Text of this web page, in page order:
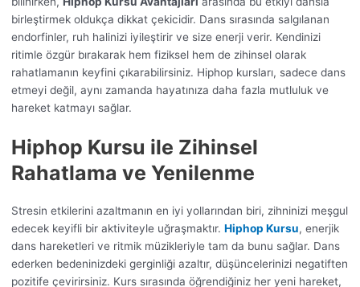
birleştirmek oldukça dikkat çekicidir. Dans sırasında salgılanan
endorfinler, ruh halinizi iyileştirir ve size enerji verir. Kendinizi
ritimle özgür bırakarak hem fiziksel hem de zihinsel olarak
rahatlamanın keyfini çıkarabilirsiniz. Hiphop kursları, sadece dans
etmeyi değil, aynı zamanda hayatınıza daha fazla mutluluk ve
hareket katmayı sağlar.
Hiphop Kursu ile Zihinsel
Rahatlama ve Yenilenme
Stresin etkilerini azaltmanın en iyi yollarından biri, zihninizi meşgul
edecek keyifli bir aktiviteyle uğraşmaktır. Hiphop Kursu, enerjik
dans hareketleri ve ritmik müzikleriyle tam da bunu sağlar. Dans
ederken bedeninizdeki gerginliği azaltır, düşüncelerinizi negatiften
pozitife çevirirsiniz. Kurs sırasında öğrendiğiniz her yeni hareket,